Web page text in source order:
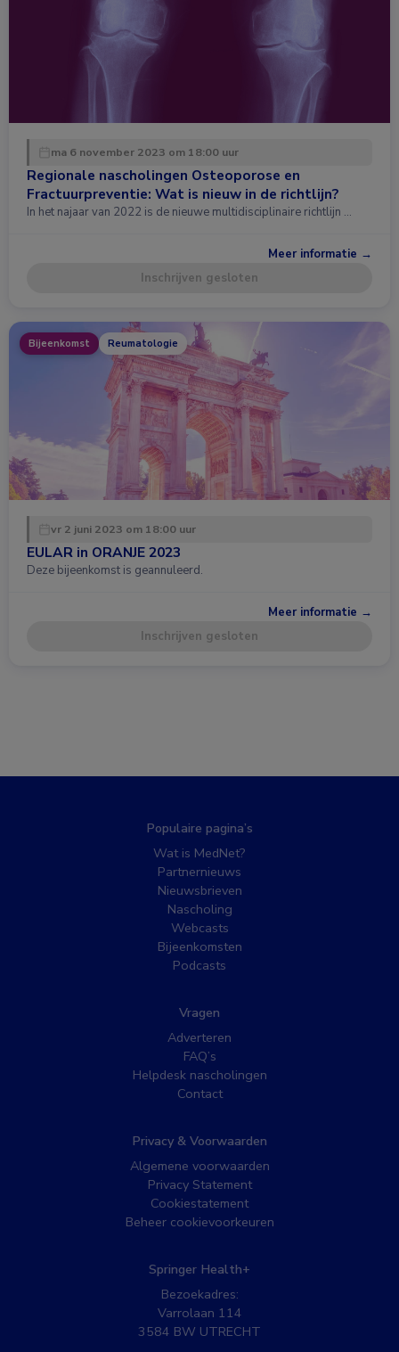
ma 6 november 2023 om 18:00 uur
Regionale nascholingen Osteoporose en
Fractuurpreventie: Wat is nieuw in de richtlijn?
In het najaar van 2022 is de nieuwe multidisciplinaire richtlijn …
Meer informatie →
Inschrijven gesloten
Bijeenkomst Reumatologie
vr 2 juni 2023 om 18:00 uur
EULAR in ORANJE 2023
Deze bijeenkomst is geannuleerd.
Meer informatie →
Inschrijven gesloten
Populaire pagina’s
Wat is MedNet?
Partnernieuws
Nieuwsbrieven
Nascholing
Webcasts
Bijeenkomsten
Podcasts
Vragen
Adverteren
FAQ’s
Helpdesk nascholingen
Contact
Privacy & Voorwaarden
Algemene voorwaarden
Privacy Statement
Cookiestatement
Beheer cookievoorkeuren
Springer Health+
Bezoekadres:
Varrolaan 114
3584 BW UTRECHT